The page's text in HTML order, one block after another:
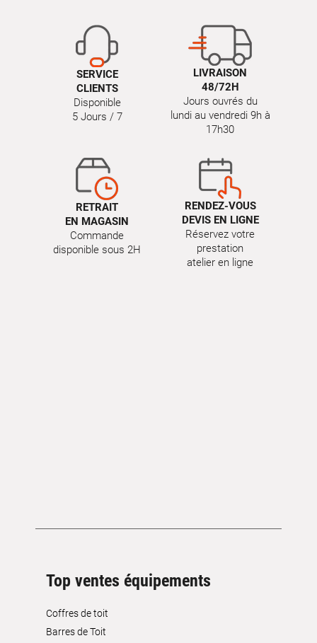
SERVICE
CLIENTS
Disponible
5 Jours / 7
LIVRAISON
48/72H
Jours ouvrés du
lundi au vendredi 9h à
17h30
RETRAIT
EN MAGASIN
Commande
disponible sous 2H
RENDEZ-VOUS
DEVIS EN LIGNE
Réservez votre
prestation
atelier en ligne
Top ventes équipements
Coffres de toit
Barres de Toit